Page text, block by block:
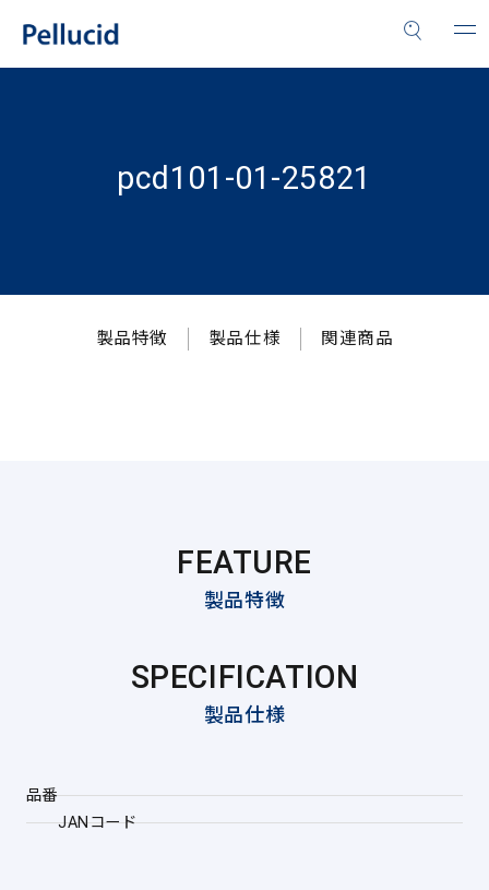
pcd101-01-25821
製品特徴 製品仕様 関連商品
FEATURE
製品特徴
SPECIFICATION
製品仕様
品番
JANコード